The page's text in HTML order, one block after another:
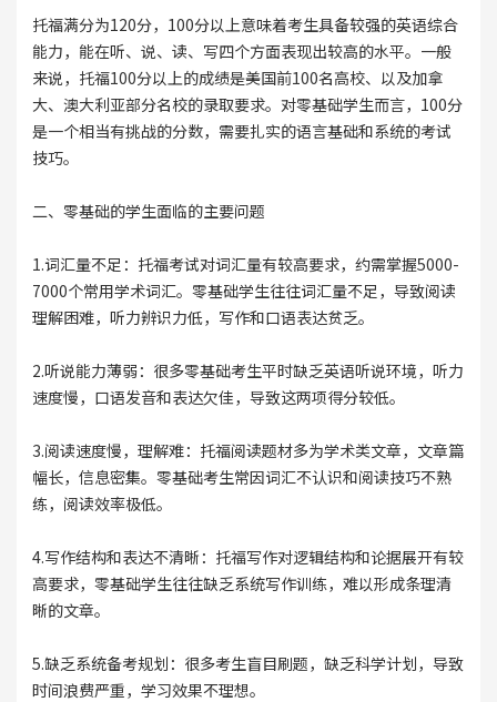
托福满分为120分，100分以上意味着考生具备较强的英语综合
能力，能在听、说、读、写四个方面表现出较高的水平。一般
来说，托福100分以上的成绩是美国前100名高校、以及加拿
大、澳大利亚部分名校的录取要求。对零基础学生而言，100分
是一个相当有挑战的分数，需要扎实的语言基础和系统的考试
技巧。
二、零基础的学生面临的主要问题
1.词汇量不足：托福考试对词汇量有较高要求，约需掌握5000-
7000个常用学术词汇。零基础学生往往词汇量不足，导致阅读
理解困难，听力辨识力低，写作和口语表达贫乏。
2.听说能力薄弱：很多零基础考生平时缺乏英语听说环境，听力
速度慢，口语发音和表达欠佳，导致这两项得分较低。
3.阅读速度慢，理解难：托福阅读题材多为学术类文章，文章篇
幅长，信息密集。零基础考生常因词汇不认识和阅读技巧不熟
练，阅读效率极低。
4.写作结构和表达不清晰：托福写作对逻辑结构和论据展开有较
高要求，零基础学生往往缺乏系统写作训练，难以形成条理清
晰的文章。
5.缺乏系统备考规划：很多考生盲目刷题，缺乏科学计划，导致
时间浪费严重，学习效果不理想。